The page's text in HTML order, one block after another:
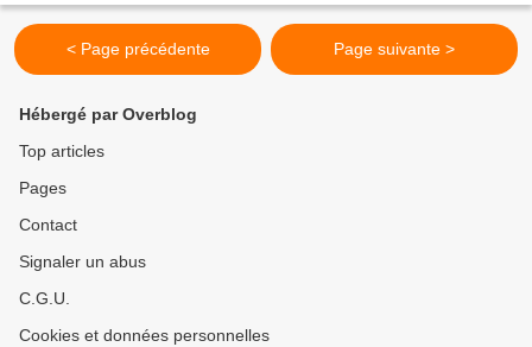
< Page précédente Page suivante >
Hébergé par Overblog
Top articles
Pages
Contact
Signaler un abus
C.G.U.
Cookies et données personnelles